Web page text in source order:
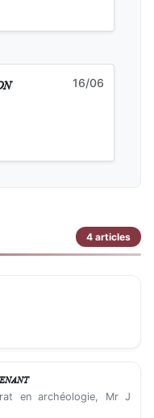
16/06
4 articles
en archéologie, Mr J